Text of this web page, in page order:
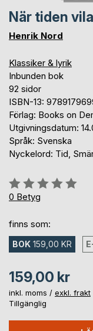
När tiden
Henrik Nord
Klassiker & lyrik
Inbunden bok
92 sidor
ISBN-13:
Förlag: Books on
Utgivningsdatum:
Språk: Svenska
Nyckelord: Tid,
Betyg::
0%
0 Betyg
finns som:
BOK 159,00 KR
159,00 kr
inkl. moms / exkl. frakt
Tillgänglig